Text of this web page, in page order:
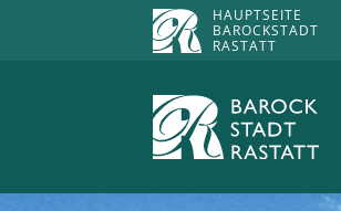
HAUPTSEITE
BAROCKSTADT
RASTATT